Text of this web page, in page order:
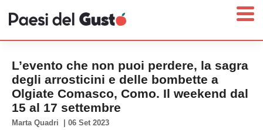
Home
News
L’evento che non puoi perdere, la sagra
degli arrosticini e delle bombette a
Olgiate Comasco, Como. Il weekend dal
15 al 17 settembre
Marta Quadri 06 Set 2023